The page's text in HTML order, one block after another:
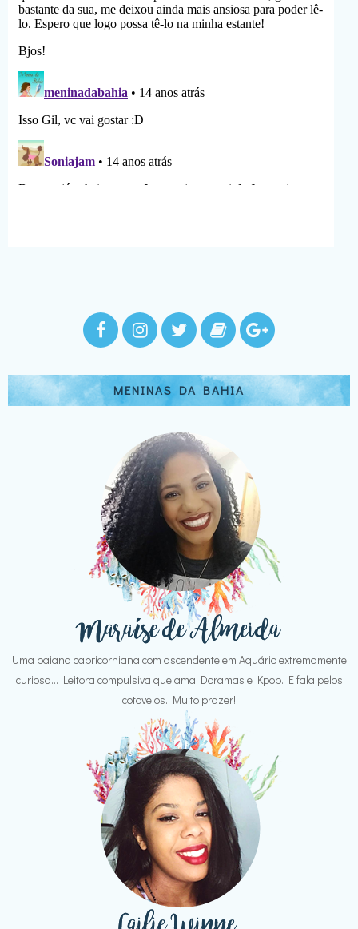
MENINAS DA BAHIA
Uma baiana capricorniana com ascendente em Aquário extremamente
curiosa... Leitora compulsiva que ama Doramas e Kpop. E fala pelos
cotovelos. Muito prazer!